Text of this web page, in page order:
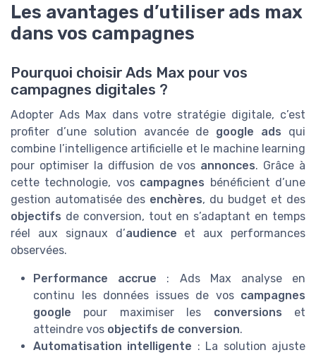
Les avantages d’utiliser ads max
dans vos campagnes
Pourquoi choisir Ads Max pour vos
campagnes digitales ?
Adopter Ads Max dans votre stratégie digitale, c’est
profiter d’une solution avancée de google ads qui
combine l’intelligence artificielle et le machine learning
pour optimiser la diffusion de vos annonces. Grâce à
cette technologie, vos campagnes bénéficient d’une
gestion automatisée des enchères, du budget et des
objectifs de conversion, tout en s’adaptant en temps
réel aux signaux d’audience et aux performances
observées.
Performance accrue : Ads Max analyse en
continu les données issues de vos campagnes
google pour maximiser les conversions et
atteindre vos objectifs de conversion.
Automatisation intelligente : La solution ajuste